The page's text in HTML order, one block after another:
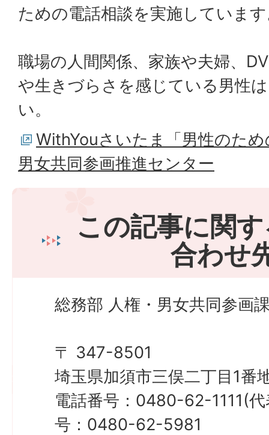
ための電話相談を実施していま
職場の人間関係、家族や夫婦、
や生きづらさを感じている男性
い。
WithYouさいたま「男性のた
男女共同参画推進センター
この記事に関
合わせ
総務部 人権・男女共同参画
〒 347-8501
埼玉県加須市三俣二丁目1番
電話番号：0480-62-1111(
号：0480-62-5981